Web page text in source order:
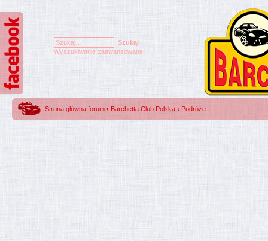
Wyszukiwanie zaawansowane
Strona główna forum ‹ Barchetta Club Polska ‹ Podróże